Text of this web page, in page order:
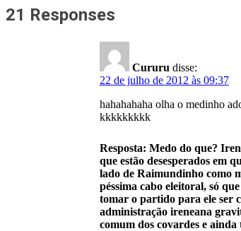
21 Responses
Cururu disse:
22 de julho de 2012 às 09:37
hahahahaha olha o medinho
kkkkkkkkk
Resposta: Medo do que?
que estão desesperados em
lado de Raimundinho como
péssima cabo eleitoral, só
tomar o partido para ele ser
administração ireneana
comum dos covardes e